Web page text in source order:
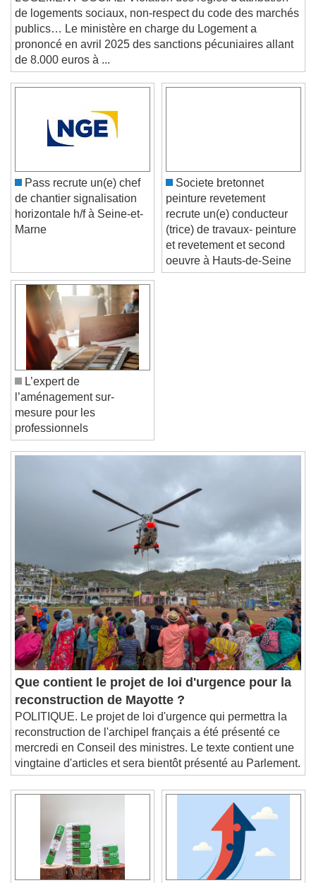
Text
Color Opacity
Text Background
Color Opacity
Caption Area Background
Color
Text Edge Style
Reset
Done
Close Modal Dialog
End of dialog window.
de logements sociaux, non-respect du code des marchés
publics… Le ministère en charge du Logement a
prononcé en avril 2025 des sanctions pécuniaires allant
de 8.000 euros à ...
Pass recrute un(e) chef
de chantier signalisation
horizontale h/f à Seine-et-
Marne
Societe bretonnet
peinture revetement
recrute un(e) conducteur
(trice) de travaux- peinture
et revetement et second
oeuvre à Hauts-de-Seine
L’expert de
l’aménagement sur-
mesure pour les
professionnels
Que contient le projet de loi d'urgence pour la
reconstruction de Mayotte ?
POLITIQUE. Le projet de loi d'urgence qui permettra la
reconstruction de l'archipel français a été présenté ce
mercredi en Conseil des ministres. Le texte contient une
vingtaine d'articles et sera bientôt présenté au Parlement.